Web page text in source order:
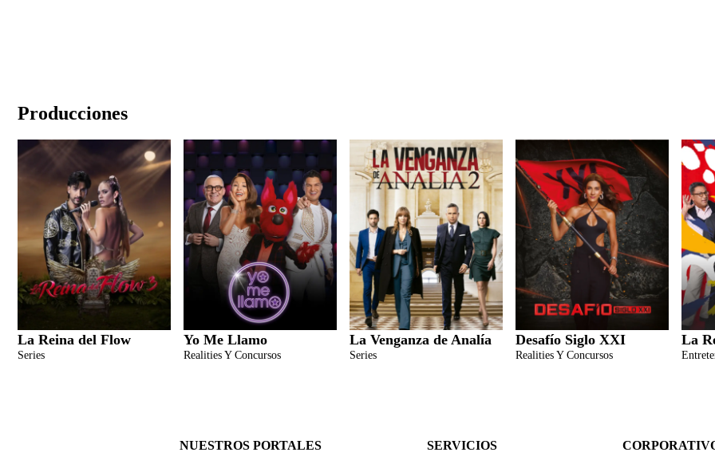
Producciones
La Reina del Flow
Series
Yo Me Llamo
Realities Y Concursos
La Venganza de Analía
Series
Desafío Siglo XXI
Realities Y Concursos
La
NUESTROS PORTALES SERVICIOS